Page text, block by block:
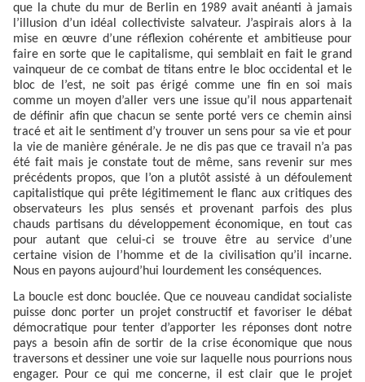
que la chute du mur de Berlin en 1989 avait anéanti à jamais
l’illusion d’un idéal collectiviste salvateur. J’aspirais alors à la
mise en œuvre d’une réflexion cohérente et ambitieuse pour
faire en sorte que le capitalisme, qui semblait en fait le grand
vainqueur de ce combat de titans entre le bloc occidental et le
bloc de l’est, ne soit pas érigé comme une fin en soi mais
comme un moyen d’aller vers une issue qu’il nous appartenait
de définir afin que chacun se sente porté vers ce chemin ainsi
tracé et ait le sentiment d’y trouver un sens pour sa vie et pour
la vie de manière générale. Je ne dis pas que ce travail n’a pas
été fait mais je constate tout de même, sans revenir sur mes
précédents propos, que l’on a plutôt assisté à un défoulement
capitalistique qui prête légitimement le flanc aux critiques des
observateurs les plus sensés et provenant parfois des plus
chauds partisans du développement économique, en tout cas
pour autant que celui-ci se trouve être au service d’une
certaine vision de l’homme et de la civilisation qu’il incarne.
Nous en payons aujourd’hui lourdement les conséquences.
La boucle est donc bouclée. Que ce nouveau candidat socialiste
puisse donc porter un projet constructif et favoriser le débat
démocratique pour tenter d’apporter les réponses dont notre
pays a besoin afin de sortir de la crise économique que nous
traversons et dessiner une voie sur laquelle nous pourrions nous
engager. Pour ce qui me concerne, il est clair que le projet